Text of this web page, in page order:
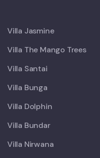
Villa Jasmine
Villa The Mango Trees
Villa Santai
Villa Bunga
Villa Dolphin
Villa Bundar
Villa Nirwana